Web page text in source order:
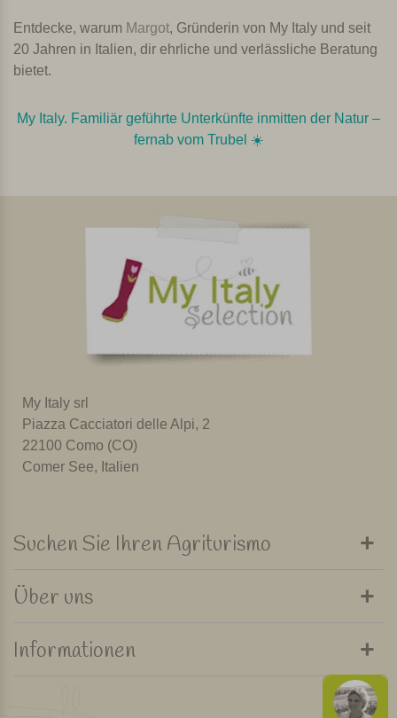
Entdecke, warum Margot, Gründerin von My Italy und seit
20 Jahren in Italien, dir ehrliche und verlässliche Beratung
bietet.
My Italy. Familiär geführte Unterkünfte inmitten der Natur –
fernab vom Trubel ☀️️️
My Italy srl
Piazza Cacciatori delle Alpi, 2
22100 Como (CO)
Comer See, Italien
Suchen Sie Ihren Agriturismo
Über uns
Informationen